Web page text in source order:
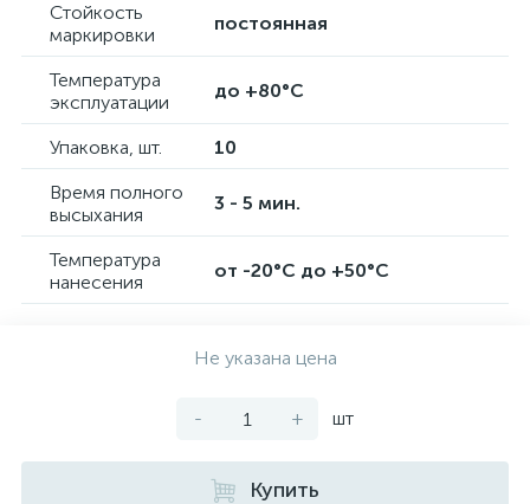
Стойкость
маркировки
постоянная
Температура
эксплуатации
до +80°C
Упаковка, шт.
10
Время полного
высыхания
3 - 5 мин.
Температура
нанесения
от -20°C до +50°C
Не указана цена
- + шт
Купить